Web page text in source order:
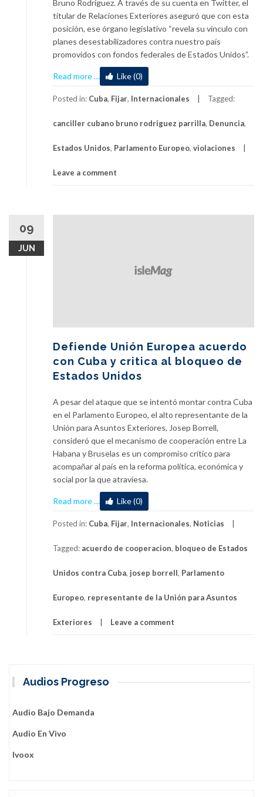
Bruno Rodríguez. A través de su cuenta en Twitter, el
titular de Relaciones Exteriores aseguró que con esta
posición, ese órgano legislativo “revela su vínculo con
planes desestabilizadores contra nuestro país
promovidos con fondos federales de Estados Unidos”.
Read more
about
Canciller
cubano
maniobras
del
Europeo
… Like (0)
Posted in: Cuba, Fijar, Internacionales Tagged:
canciller cubano bruno rodriguez parrilla, Denuncia,
Estados Unidos, Parlamento Europeo, violaciones
Leave a comment
09
JUN
Defiende Unión Europea acuerdo
con Cuba y critica al bloqueo de
Estados Unidos
A pesar del ataque que se intentó montar contra Cuba
en el Parlamento Europeo, el alto representante de la
Unión para Asuntos Exteriores, Josep Borrell,
consideró que el mecanismo de cooperación entre La
Habana y Bruselas es un compromiso crítico para
acompañar al país en la reforma política, económica y
social por la que atraviesa.
Read more
about
Defiende
Unión
acuerdo
Cuba
critica
bloqueo
… Like (0)
Posted in: Cuba, Fijar, Internacionales, Noticias
Tagged: acuerdo de cooperacion, bloqueo de Estados
Unidos contra Cuba, josep borrell, Parlamento
Europeo, representante de la Unión para Asuntos
Exteriores Leave a comment
Audios Progreso
Audio Bajo Demanda
Audio En Vivo
Ivoox